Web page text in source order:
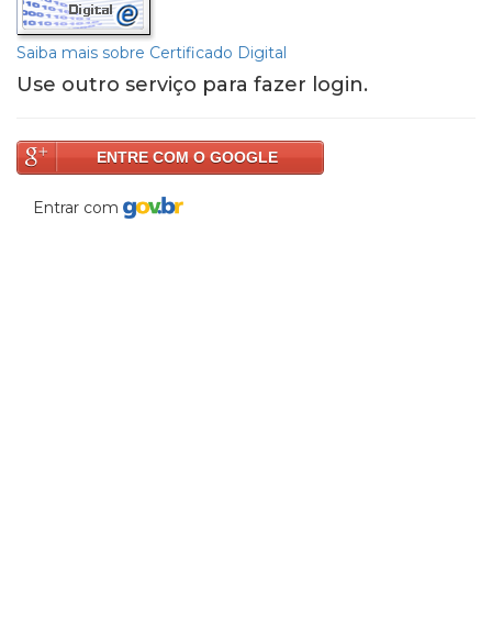
Saiba mais sobre Certificado Digital
Use outro serviço para fazer login.
ENTRE COM O GOOGLE
Entrar com